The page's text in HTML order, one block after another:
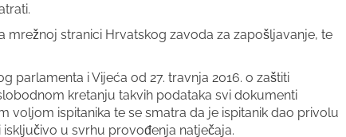
mrežnoj stranici Hrvatskog zavoda za zapošljavanje, te
parlamenta i Vijeća od 27. travnja 2016. o zaštiti
kretanju takvih podataka svi dokumenti
voljom ispitanika te se smatra da je ispitanik dao privolu
u svrhu provođenja natječaja.